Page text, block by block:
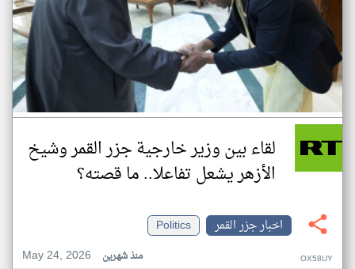
لقاء بين وزير خارجية جزر القمر وشيخ
الأزهر يشعل تفاعلا.. ما قصته؟
اخبار جزر القمر
Politics
May 24, 2026
منذ شهرين OX58UY